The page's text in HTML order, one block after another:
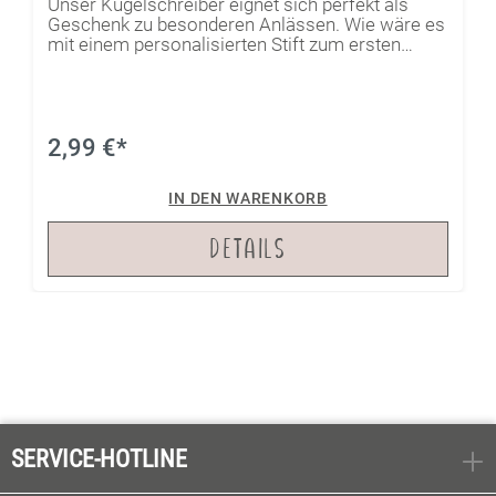
Geschenk zu besonderen Anlässen. Wie wäre es
mit einem personalisierten Stift zum ersten
persönliches Motiv oder eine kleine Nachricht
aufbringen und so wird der Stift auch gleich zum
geschriebenen Zeilen.
2,99 €*
IN DEN WARENKORB
DETAILS
SERVICE-HOTLINE